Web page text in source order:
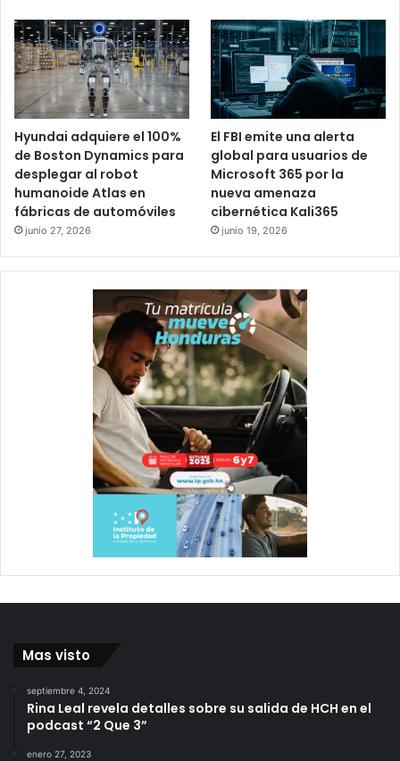
Hyundai adquiere el 100%
de Boston Dynamics para
desplegar al robot
humanoide Atlas en
fábricas de automóviles
junio 27, 2026
El FBI emite una alerta
global para usuarios de
Microsoft 365 por la
nueva amenaza
cibernética Kali365
junio 19, 2026
Mas visto
septiembre 4, 2024
Rina Leal revela detalles sobre su salida de HCH en el
podcast “2 Que 3”
enero 27, 2023